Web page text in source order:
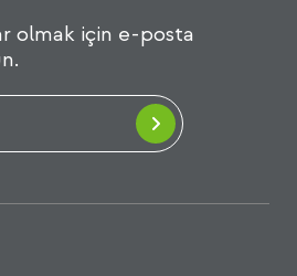
olmak için e-posta